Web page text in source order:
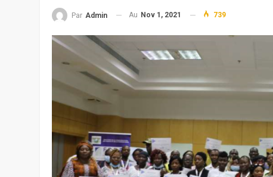
Par Admin Au Nov 1, 2021 739